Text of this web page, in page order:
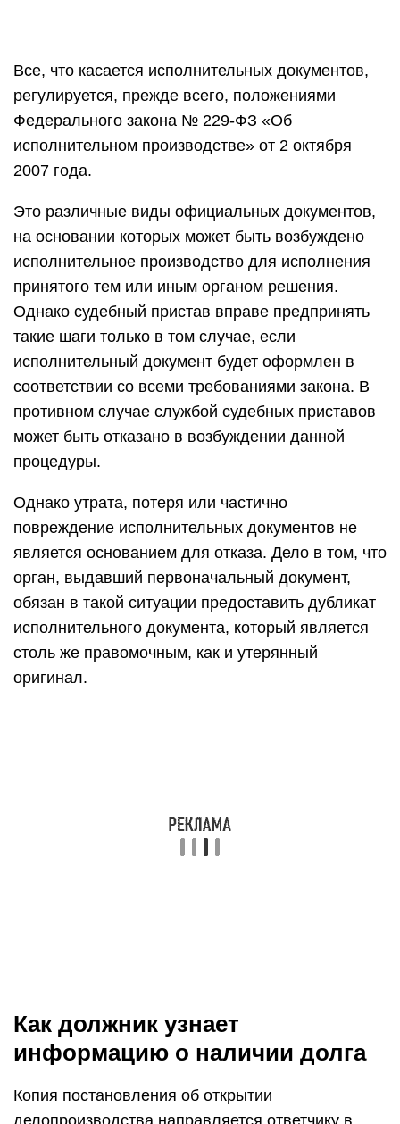
Все, что касается исполнительных документов,
регулируется, прежде всего, положениями
Федерального закона № 229-ФЗ «Об
исполнительном производстве» от 2 октября
2007 года.
Это различные виды официальных документов,
на основании которых может быть возбуждено
исполнительное производство для исполнения
принятого тем или иным органом решения.
Однако судебный пристав вправе предпринять
такие шаги только в том случае, если
исполнительный документ будет оформлен в
соответствии со всеми требованиями закона. В
противном случае службой судебных приставов
может быть отказано в возбуждении данной
процедуры.
Однако утрата, потеря или частично
повреждение исполнительных документов не
является основанием для отказа. Дело в том, что
орган, выдавший первоначальный документ,
обязан в такой ситуации предоставить дубликат
исполнительного документа, который является
столь же правомочным, как и утерянный
оригинал.
Как должник узнает
информацию о наличии долга
Копия постановления об открытии
делопроизводства направляется ответчику в